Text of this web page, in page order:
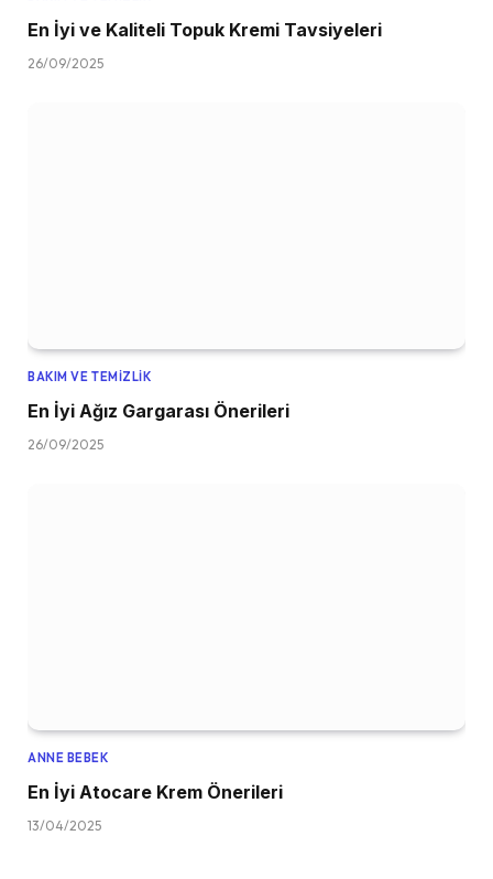
En İyi ve Kaliteli Topuk Kremi Tavsiyeleri
26/09/2025
BAKIM VE TEMIZLIK
En İyi Ağız Gargarası Önerileri
26/09/2025
ANNE BEBEK
En İyi Atocare Krem Önerileri
13/04/2025